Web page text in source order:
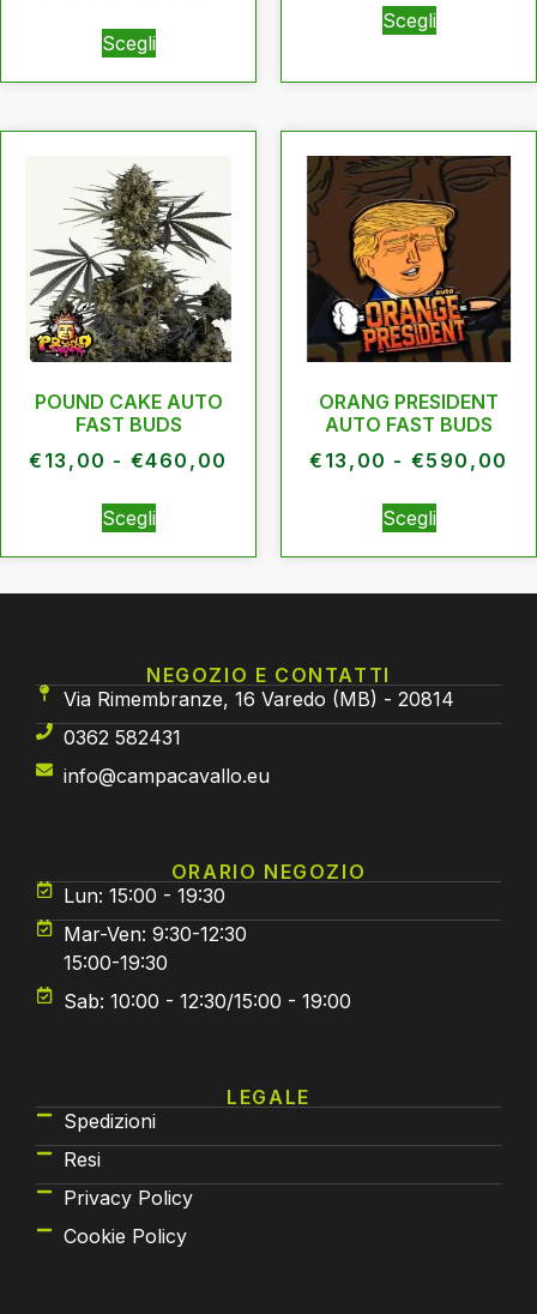
Scegli
Scegli
POUND CAKE AUTO
FAST BUDS
€ 13,00 - €460,00
Scegli
ORANG PRESIDENT
AUTO FAST BUDS
€ 13,00 - €590,00
Scegli
NEGOZIO E CONTATTI
Via Rimembranze, 16 Varedo (MB) - 20814
0362 582431
info@campacavallo.eu
ORARIO NEGOZIO
Lun: 15:00 - 19:30
Mar-Ven: 9:30-12:30
15:00-19:30
Sab: 10:00 - 12:30/15:00 - 19:00
LEGALE
Spedizioni
Resi
Privacy Policy
Cookie Policy